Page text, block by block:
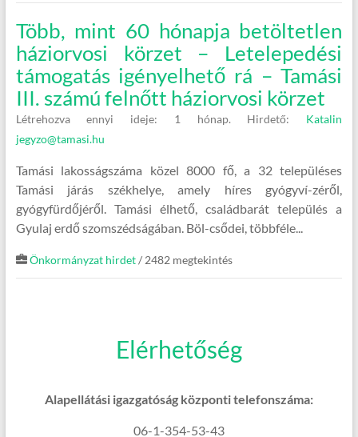
Több, mint 60 hónapja betöltetlen
háziorvosi körzet – Letelepedési
támogatás igényelhető rá – Tamási
III. számú felnőtt háziorvosi körzet
Létrehozva ennyi ideje: 1 hónap. Hirdető: Katalin
jegyzo@tamasi.hu
Tamási lakosságszáma közel 8000 fő, a 32 településes
Tamási járás székhelye, amely híres gyógyví-zéről,
gyógyfürdőjéről. Tamási élhető, családbarát település a
Gyulaj erdő szomszédságában. Böl-csődei, többféle...
Önkormányzat hirdet/ 2482 megtekintés
Elérhetőség
Alapellátási igazgatóság központi telefonszáma:
06-1-354-53-43